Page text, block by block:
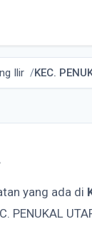
Ilir KEC.
yang ada di
PENUKAL